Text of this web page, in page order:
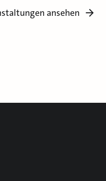
ansehen